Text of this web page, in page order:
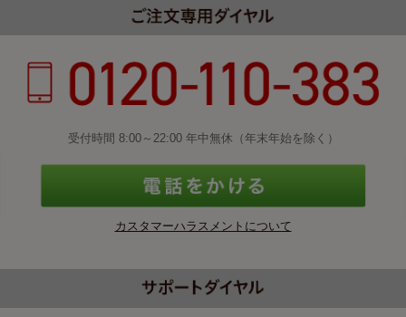
受付時間 8:00～22:00 年中無休（年末年始を除く）
カスタマーハラスメントについて